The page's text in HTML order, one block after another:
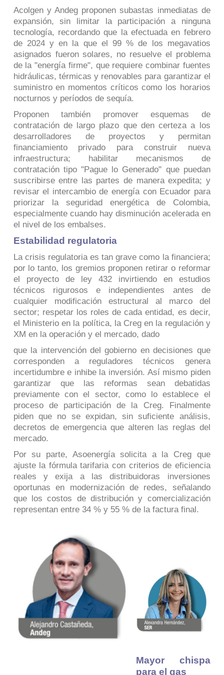
Acolgen y Andeg proponen subastas inmediatas de
expansión, sin limitar la participación a ninguna
tecnología, recordando que la efectuada en febrero
de 2024 y en la que el 99 % de los megavatios
asignados fueron solares, no resuelve el problema
de la "energía firme", que requiere combinar fuentes
hidráulicas, térmicas y renovables para garantizar el
suministro en momentos críticos como los horarios
nocturnos y períodos de sequía.
Proponen también promover esquemas de
contratación de largo plazo que den certeza a los
desarrolladores de proyectos y permitan
financiamiento privado para construir nueva
infraestructura; habilitar mecanismos de
contratación tipo "Pague lo Generado" que puedan
suscribirse entre las partes de manera expedita; y
revisar el intercambio de energía con Ecuador para
priorizar la seguridad energética de Colombia,
especialmente cuando hay disminución acelerada en
el nivel de los embalses.
Estabilidad regulatoria
La crisis regulatoria es tan grave como la financiera;
por lo tanto, los gremios proponen retirar o reformar
el proyecto de ley 432 invirtiendo en estudios
técnicos rigurosos e independientes antes de
cualquier modificación estructural al marco del
sector; respetar los roles de cada entidad, es decir,
el Ministerio en la política, la Creg en la regulación y
XM en la operación y el mercado, dado
que la intervención del gobierno en decisiones que
corresponden a reguladores técnicos genera
incertidumbre e inhibe la inversión. Así mismo piden
garantizar que las reformas sean debatidas
previamente con el sector, como lo establece el
proceso de participación de la Creg. Finalmente
piden que no se expidan, sin suficiente análisis,
decretos de emergencia que alteren las reglas del
mercado.
Por su parte, Asoenergía solicita a la Creg que
ajuste la fórmula tarifaria con criterios de eficiencia
reales y exija a las distribuidoras inversiones
oportunas en modernización de redes, señalando
que los costos de distribución y comercialización
representan entre 34 % y 55 % de la factura final.
Mayor chispa
para el gas